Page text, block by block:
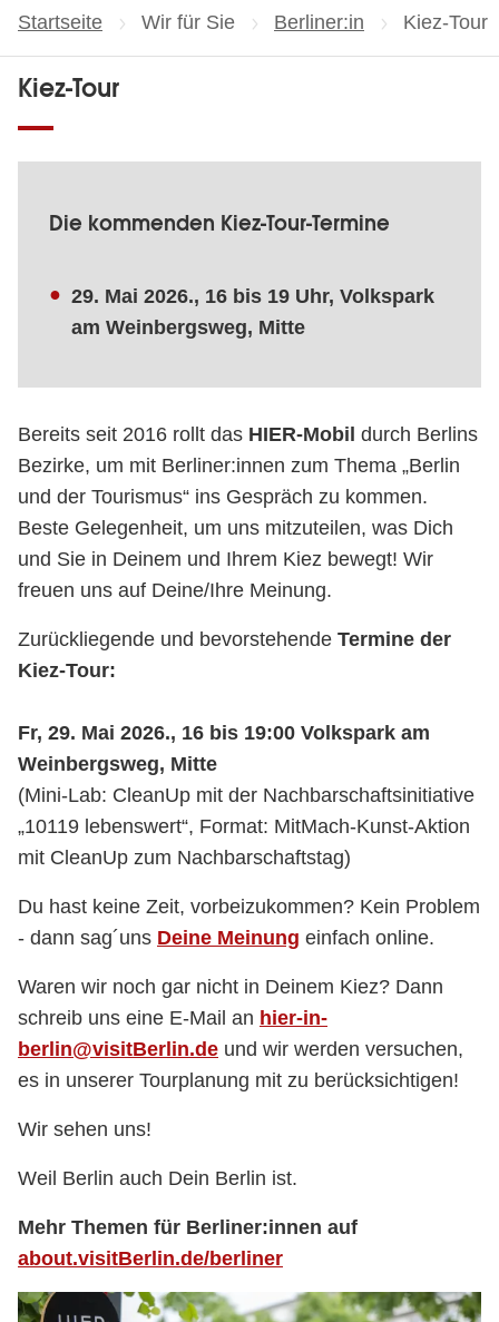
Startseite Wir für Sie Berliner:in Aktuelle
Kiez-Tour
Kiez-Tour
Die kommenden Kiez-Tour-Termine
29. Mai 2026., 16 bis 19 Uhr, Volkspark
am Weinbergsweg, Mitte
Bereits seit 2016 rollt das HIER-Mobil durch Berlins
Bezirke, um mit Berliner:innen zum Thema „Berlin
und der Tourismus“ ins Gespräch zu kommen.
Beste Gelegenheit, um uns mitzuteilen, was Dich
und Sie in Deinem und Ihrem Kiez bewegt! Wir
freuen uns auf Deine/Ihre Meinung.
Zurückliegende und bevorstehende Termine der
Kiez-Tour:
Fr, 29. Mai 2026., 16 bis 19:00 Volkspark am
Weinbergsweg, Mitte
(Mini-Lab: CleanUp mit der Nachbarschaftsinitiative
„10119 lebenswert“, Format: MitMach-Kunst-Aktion
mit CleanUp zum Nachbarschaftstag)
Du hast keine Zeit, vorbeizukommen? Kein Problem
- dann sag´uns Deine Meinung einfach online.
Waren wir noch gar nicht in Deinem Kiez? Dann
schreib uns eine E-Mail an hier-in-
berlin@visitBerlin.de und wir werden versuchen,
es in unserer Tourplanung mit zu berücksichtigen!
Wir sehen uns!
Weil Berlin auch Dein Berlin ist.
Mehr Themen für Berliner:innen auf
about.visitBerlin.de/berliner